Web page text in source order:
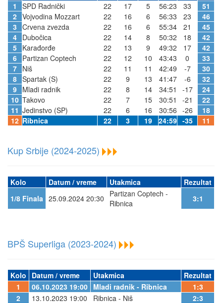
1
SPD Radnički 22 17 5 56:23 33
51
2 Vojvodina Mozzart 22 16 6 56:33 23
46
3 Crvena zvezda 22 16 6 55:34 21
45
4 Dubočica 22 14 8 50:32 18
42
5 Karađorđe 22 13 9 49:32 17
42
6 Partizan Coptech 22 12 10 43:43 0
33
7 Niš 22 11 11 42:49 -7
30
8 Spartak (S) 22 9 13 41:47 -6
32
9 Mladi radnik 22 8 14 34:51 -17
24
10 Takovo 22 7 15 30:51 -21
22
11 Jedinstvo (SP) 22 6 16 30:56 -26
18
12 Ribnica 22 3 19 24:59 -35 11
Kup Srbije (2024-2025)
Kolo Datum / vreme Utakmica
Rezultat
1/8 Finala 25.09.2024 20:30
Partizan Coptech -
Ribnica
3:1
BPŠ Superliga (2023-2024)
Kolo Datum / vreme Utakmica
Rezultat
1
06.10.2023 19:00 Mladi radnik - Ribnica
1:3
2
13.10.2023 19:00 Ribnica - Niš
2:3